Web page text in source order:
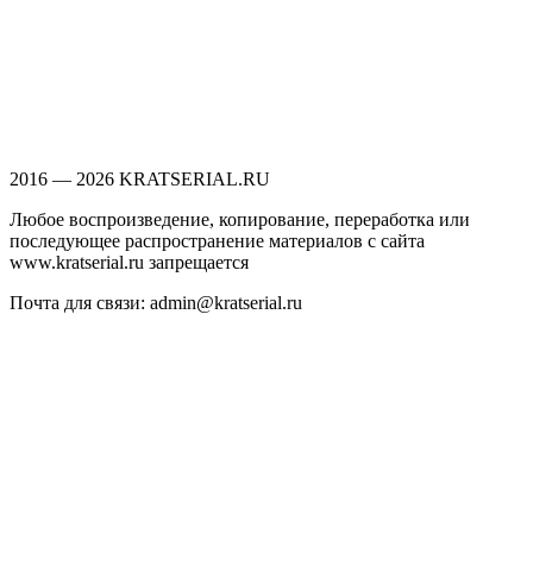
2016 — 2026 KRATSERIAL.RU
Любое воспроизведение, копирование, переработка или
последующее распространение материалов с сайта
www.kratserial.ru запрещается
Почта для связи: admin@kratserial.ru